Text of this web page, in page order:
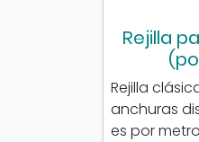
Rejilla
Rejilla
anchuras
es por